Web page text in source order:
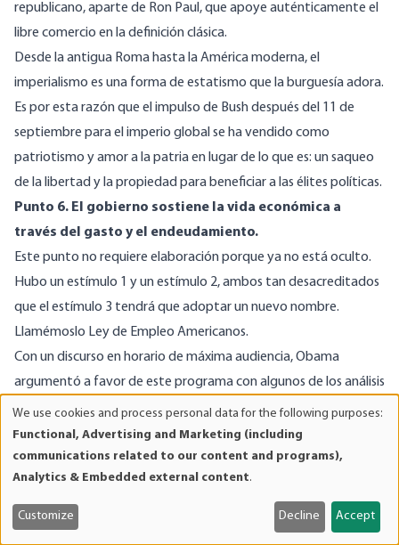
republicano, aparte de Ron Paul, que apoye auténticamente el
libre comercio en la definición clásica.
Desde la antigua Roma hasta la América moderna, el
imperialismo es una forma de estatismo que la burguesía adora.
Es por esta razón que el impulso de Bush después del 11 de
septiembre para el imperio global se ha vendido como
patriotismo y amor a la patria en lugar de lo que es: un saqueo
de la libertad y la propiedad para beneficiar a las élites políticas.
Punto 6. El gobierno sostiene la vida económica a
través del gasto y el endeudamiento.
Este punto no requiere elaboración porque ya no está oculto.
Hubo un estímulo 1 y un estímulo 2, ambos tan desacreditados
que el estímulo 3 tendrá que adoptar un nuevo nombre.
Llamémoslo Ley de Empleo Americanos.
Con un discurso en horario de máxima audiencia, Obama
argumentó a favor de este programa con algunos de los análisis
económicos más asínicos que he oído nunca. Reflexionó sobre
cómo es que la gente está desempleada en un momento en
que las escuelas, los puentes y la infraestructura necesitan ser
reparados. Ordenó que la oferta y la demanda se unieran para
hacer coincidir el trabajo necesario con los puestos de trabajo.
¿Hola? Las escuelas, los puentes y las infraestructuras a las que
and
cookies
We use cookies and process personal data for the following purposes:
Functional, Advertising and Marketing (including
communications related to our content and programs),
Analytics & Embedded external content.
Customize Decline Accept